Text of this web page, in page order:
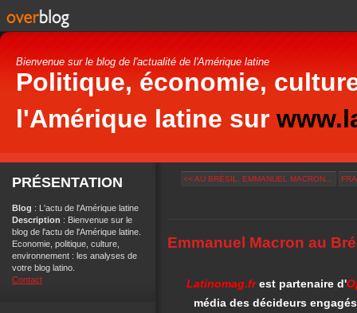
Bienvenue sur le blog de l'actualité de l'Amérique latine
Politique, économie,
l'Amérique latine sur
PRÉSENTATION
Blog : L'actu de l'Amérique latine
Description : Bienvenue sur le
blog de l'actu de l'Amérique latine.
Economie, politique, culture,
environnement : les analyses de
votre blog latino.
Contact
<< AU BRÉSIL, EMMANUEL MACRON...
Emmanuel Macron au
Latinomag.fr est partenaire d'
média des décideurs